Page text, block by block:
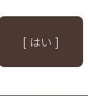
[ はい ]